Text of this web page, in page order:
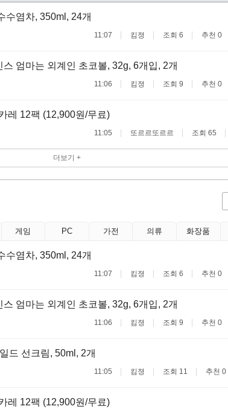
수염차, 350ml, 24개
11:07 킴졍 조회 6 추천 0
엄마는 외계인 초코볼, 32g, 6개입, 2개
11:06 킴졍 조회 9 추천 0
레 12팩 (12,900원/무료)
11:05 또르르또르르 조회 65
더보기 +
게임 PC 가전 의류 화장품
수염차, 350ml, 24개
11:07 킴졍 조회 6 추천 0
엄마는 외계인 초코볼, 32g, 6개입, 2개
11:06 킴졍 조회 9 추천 0
드 선크림, 50ml, 2개
11:05 킴졍 조회 11 추천 0
레 12팩 (12,900원/무료)